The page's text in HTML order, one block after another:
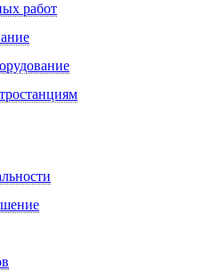
работ